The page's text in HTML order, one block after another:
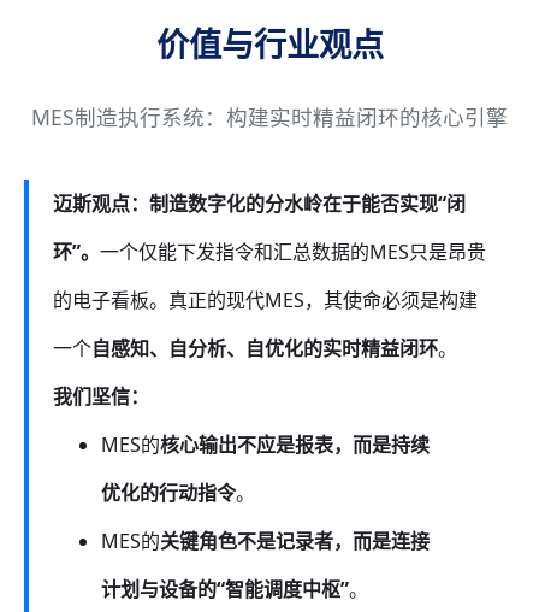
价值与行业观点
MES制造执行系统：构建实时精益闭环的核心引擎
迈斯观点：制造数字化的分水岭在于能否实现“闭
环”。 一个仅能下发指令和汇总数据的MES只是昂贵
的电子看板。真正的现代MES，其使命必须是构建
一个自感知、自分析、自优化的实时精益闭环。
我们坚信：
MES的核心输出不应是报表，而是持续
优化的行动指令。
MES的关键角色不是记录者，而是连接
计划与设备的“智能调度中枢”。